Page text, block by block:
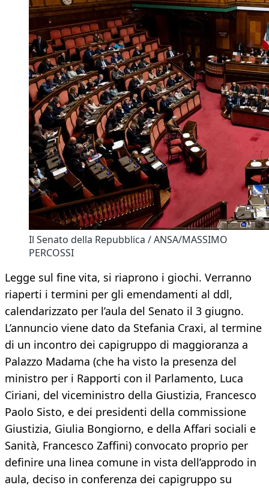
Il Senato della Repubblica / ANSA/MASSIMO
PERCOSSI
Legge sul fine vita, si riaprono i giochi. Verranno
riaperti i termini per gli emendamenti al ddl,
calendarizzato per l’aula del Senato il 3 giugno.
L’annuncio viene dato da Stefania Craxi, al termine
di un incontro dei capigruppo di maggioranza a
Palazzo Madama (che ha visto la presenza del
ministro per i Rapporti con il Parlamento, Luca
Ciriani, del viceministro della Giustizia, Francesco
Paolo Sisto, e dei presidenti della commissione
Giustizia, Giulia Bongiorno, e della Affari sociali e
Sanità, Francesco Zaffini) convocato proprio per
definire una linea comune in vista dell’approdo in
aula, deciso in conferenza dei capigruppo su